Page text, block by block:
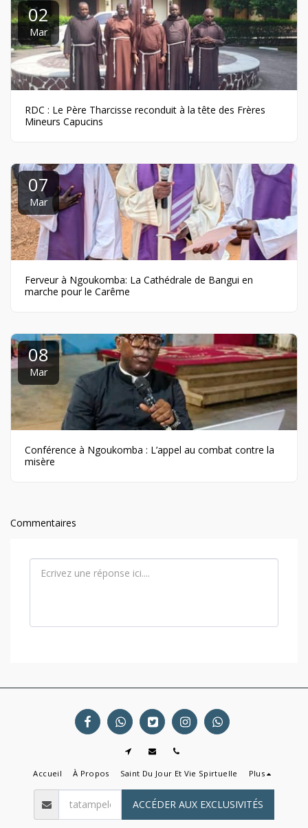
02
Mar
RDC : Le Père Tharcisse reconduit à la tête des Frères
Mineurs Capucins
07
Mar
Ferveur à Ngoukomba: La Cathédrale de Bangui en
marche pour le Carême
08
Mar
Conférence à Ngoukomba : L’appel au combat contre la
misère
Commentaires
Accueil À Propos Saint Du Jour Et Vie Spirtuelle Plus
ACCÉDER AUX EXCLUSIVITÉS